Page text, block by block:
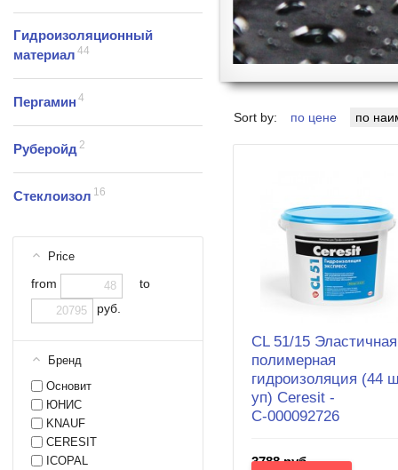
Гидроизоляционный
материал 44
Пергамин 4
Руберойд 2
Стеклоизол 16
Price
from
to
руб.
Бренд
Основит
ЮНИС
KNAUF
CERESIT
ICOPAL
Sort by: по цене по
CL 51/15 Эластичная
полимерная
гидроизоляция (44
уп) Ceresit -
С-000092726
3788 руб.